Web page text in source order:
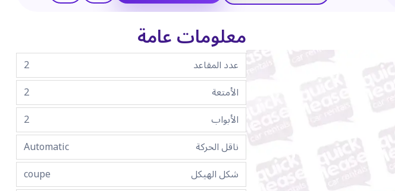
معلومات عامة
عدد المقاعد
2
الأمتعة
2
الأبواب
2
ناقل الحركة
Automatic
شكل الهيكل
coupe